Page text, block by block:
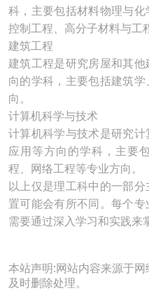
科，主要包括材料物理与
控制工程、高分子材料与工
建筑工程
建筑工程是研究房屋和其
向的学科，主要包括建筑
向。
计算机科学与技术
计算机科学与技术是研究
应用等方向的学科，主要
程、网络工程等专业方向。
以上仅是理工科中的一部
置可能会有所不同。每个专
需要通过深入学习和实践来
本站声明:网站内容来源于
及时删除处理。